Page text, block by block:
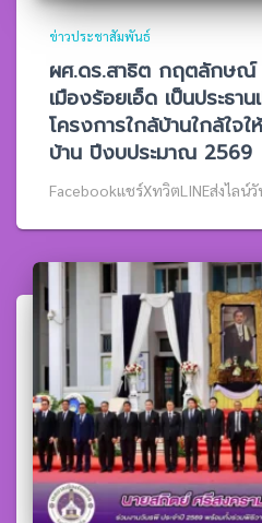
ข่าวประชาสัมพันธ์
ผศ.ดร.สาธิต กฤตลักษณ์
เมืองร้อยเอ็ด เป็นประธา
โครงการใกล้บ้านใกล้ใจ
บ้าน ปีงบประมาณ 2569
Facebookแชร์XทวิตLINEส่งไลน์